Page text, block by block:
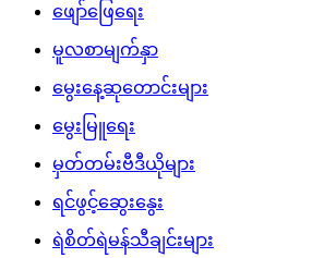
ဖျော်ဖြေရေး
မူလစာမျက်နှာ
မွေးနေ့ဆုတောင်းများ
မွေးမြူရေး
မှတ်တမ်းဗီဒီယိုများ
ရင်ဖွင့်ဆွေးနွေး
ရဲစိတ်ရဲမန်သီချင်းများ